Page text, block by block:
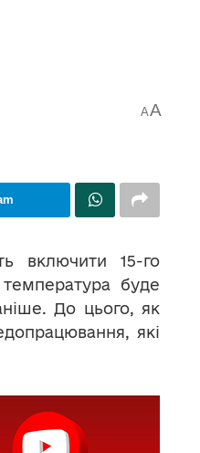
AA
включити 15-го
буде
До цього, як
які